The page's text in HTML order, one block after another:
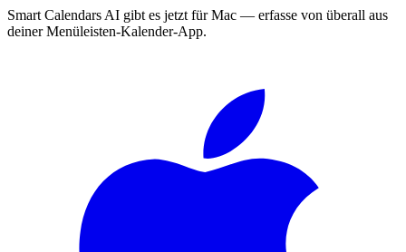
Smart Calendars AI gibt es jetzt für Mac — erfasse von überall aus
deiner Menüleisten-Kalender-App.